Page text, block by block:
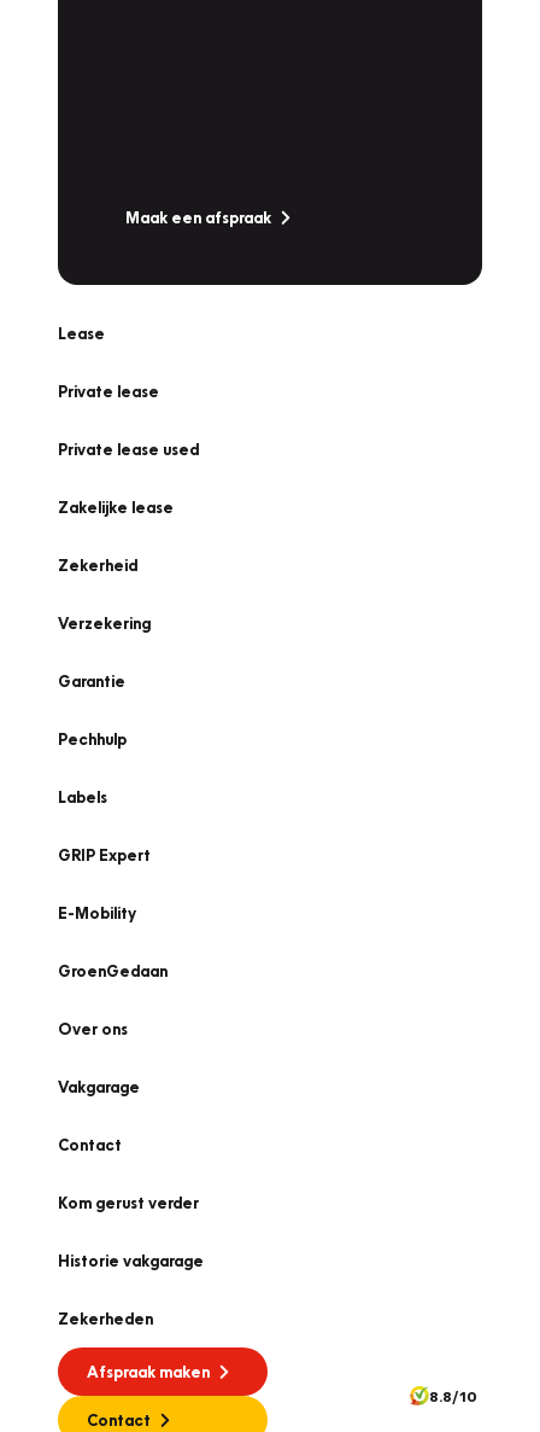
Maak een afspraak
Lease
Private lease
Private lease used
Zakelijke lease
Zekerheid
Verzekering
Garantie
Pechhulp
Labels
GRIP Expert
E-Mobility
GroenGedaan
Over ons
Vakgarage
Contact
Kom gerust verder
Historie vakgarage
Zekerheden
Afspraak maken
Contact
8.8/10